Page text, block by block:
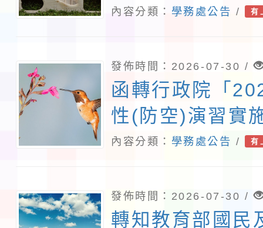
電子檔1份，請
內容分類： 學務處公告 / 有
發佈時間：2026-07-30 /
函轉行政院「
性(防空)演習實
訂對照表1份，
內容分類： 學務處公告 / 有
發佈時間：2026-07-30 /
轉知教育部國民